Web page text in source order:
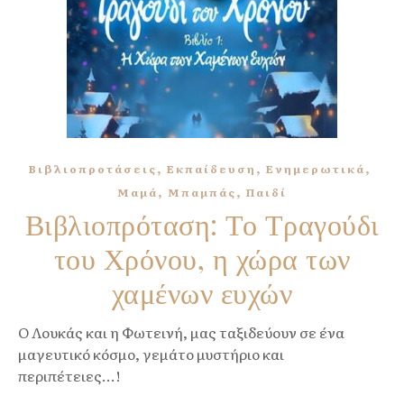
Βιβλιοπροτάσεις, Εκπαίδευση , Ενημερωτικά,
Μαμά, Μπαμπάς, Παιδί
Βιβλιοπρόταση: Το Τραγούδι
του Χρόνου, η χώρα των
χαμένων ευχών
O Λουκάς και η Φωτεινή, μας ταξιδεύουν σε ένα
μαγευτικό κόσμο, γεμάτο μυστήριο και
περιπέτειες...!